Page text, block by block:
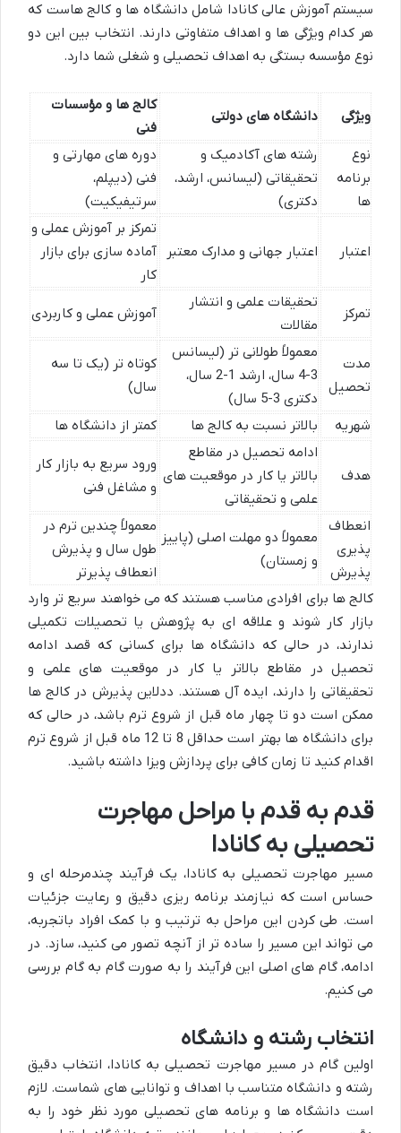
سیستم آموزش عالی کانادا شامل دانشگاه ها و کالج هاست که
هر کدام ویژگی ها و اهداف متفاوتی دارند. انتخاب بین این دو
نوع مؤسسه بستگی به اهداف تحصیلی و شغلی شما دارد.
ویژگی دانشگاه های دولتی
کالج ها و مؤسسات
فنی
نوع
برنامه
ها
رشته های آکادمیک و
تحقیقاتی (لیسانس، ارشد،
دکتری)
دوره های مهارتی و
فنی (دیپلم،
سرتیفیکیت)
اعتبار اعتبار جهانی و مدارک معتبر
تمرکز بر آموزش عملی و
آماده سازی برای بازار
کار
تمرکز
تحقیقات علمی و انتشار
مقالات
آموزش عملی و کاربردی
مدت
تحصیل
معمولاً طولانی تر (لیسانس
3-4 سال، ارشد 1-2 سال،
دکتری 3-5 سال)
کوتاه تر (یک تا سه
سال)
شهریه بالاتر نسبت به کالج ها کمتر از دانشگاه ها
هدف
ادامه تحصیل در مقاطع
بالاتر یا کار در موقعیت های
علمی و تحقیقاتی
ورود سریع به بازار کار
و مشاغل فنی
انعطاف
پذیری
پذیرش
معمولاً دو مهلت اصلی (پاییز
و زمستان)
معمولاً چندین ترم در
طول سال و پذیرش
انعطاف پذیرتر
کالج ها برای افرادی مناسب هستند که می خواهند سریع تر وارد
بازار کار شوند و علاقه ای به پژوهش یا تحصیلات تکمیلی
ندارند، در حالی که دانشگاه ها برای کسانی که قصد ادامه
تحصیل در مقاطع بالاتر یا کار در موقعیت های علمی و
تحقیقاتی را دارند، ایده آل هستند. ددلاین پذیرش در کالج ها
ممکن است دو تا چهار ماه قبل از شروع ترم باشد، در حالی که
برای دانشگاه ها بهتر است حداقل 8 تا 12 ماه قبل از شروع ترم
اقدام کنید تا زمان کافی برای پردازش ویزا داشته باشید.
قدم به قدم با مراحل مهاجرت
تحصیلی به کانادا
مسیر مهاجرت تحصیلی به کانادا، یک فرآیند چندمرحله ای و
حساس است که نیازمند برنامه ریزی دقیق و رعایت جزئیات
است. طی کردن این مراحل به ترتیب و با کمک افراد باتجربه،
می تواند این مسیر را ساده تر از آنچه تصور می کنید، سازد. در
ادامه، گام های اصلی این فرآیند را به صورت گام به گام بررسی
می کنیم.
انتخاب رشته و دانشگاه
اولین گام در مسیر مهاجرت تحصیلی به کانادا، انتخاب دقیق
رشته و دانشگاه متناسب با اهداف و توانایی های شماست. لازم
است دانشگاه ها و برنامه های تحصیلی مورد نظر خود را به